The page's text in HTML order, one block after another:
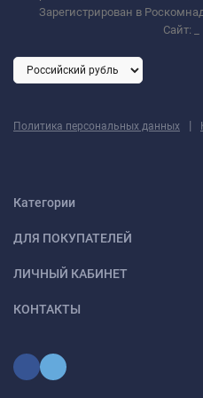
Зарегистрирован в
Сайт:
Политика персональных данных |
Категории
ДЛЯ ПОКУПАТЕЛЕЙ
ЛИЧНЫЙ КАБИНЕТ
КОНТАКТЫ